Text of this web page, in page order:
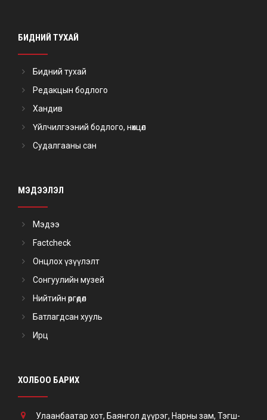
БИДНИЙ ТУХАЙ
Бидний тухай
Редакцын бодлого
Хандив
Үйлчилгээний бодлого, нөхцөл
Судалгааны сан
МЭДЭЭЛЭЛ
Мэдээ
Factcheck
Онцлох үзүүлэлт
Сонгуулийн музей
Нийтийн өргөдөл
Батлагдсан хууль
Ирц
ХОЛБОО БАРИХ
Улаанбаатар хот, Баянгол дүүрэг, Нарны зам, Тэгш-